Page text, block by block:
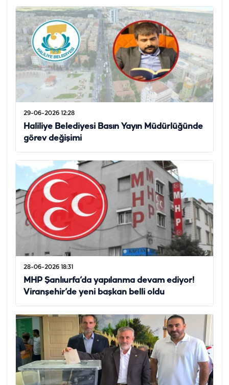
29-06-2026 12:28
Haliliye Belediyesi Basın Yayın Müdürlüğünde
görev değişimi
28-06-2026 18:31
MHP Şanlıurfa’da yapılanma devam ediyor!
Viranşehir’de yeni başkan belli oldu